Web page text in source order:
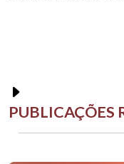
PUBLICAÇÕES